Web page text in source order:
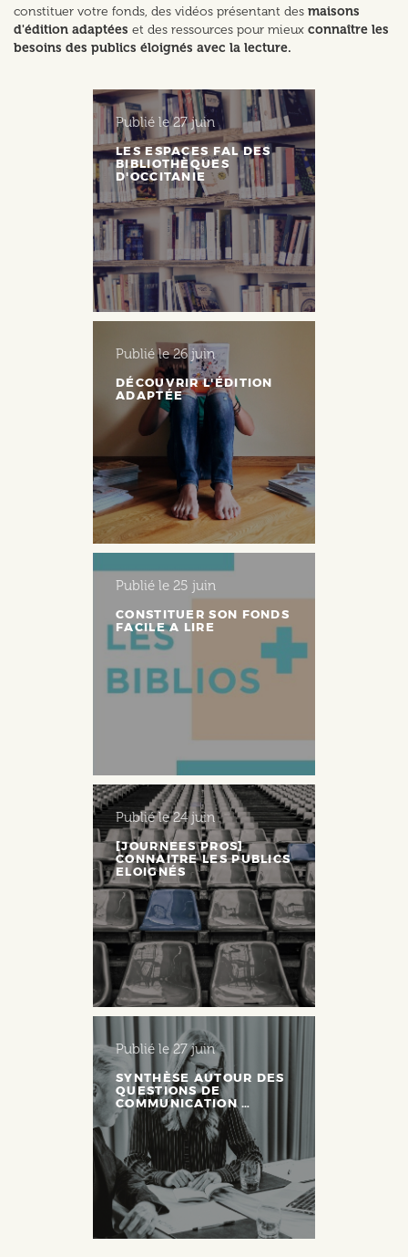
constituer votre fonds, des vidéos présentant des maisons
d'édition adaptées et des ressources pour mieux connaître les
besoins des publics éloignés avec la lecture.
Publié le27 juin
LES ESPACES FAL DES
BIBLIOTHÈQUES
D'OCCITANIE
Publié le26 juin
DÉCOUVRIR L'ÉDITION
ADAPTÉE
Publié le 25 juin
CONSTITUER SON FONDS
FACILE A LIRE
Publié le24 juin
[JOURNEES PROS]
CONNAITRE LES PUBLICS
ELOIGNÉS
Publié le27 juin
SYNTHÈSE AUTOUR DES
QUESTIONS DE
COMMUNICATION …